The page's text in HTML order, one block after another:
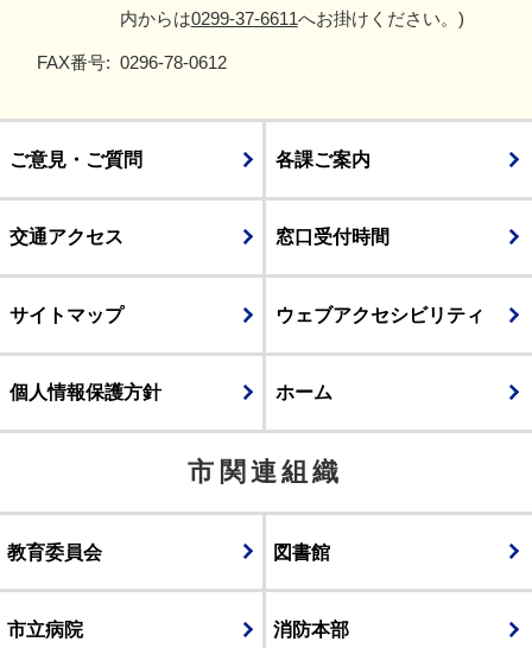
内からは0299-37-6611へお掛けください。)
FAX番号: 0296-78-0612
ご意見・ご質問 各課ご案内
交通アクセス 窓口受付時間
サイトマップ ウェブアクセシビリティ
個人情報保護方針 ホーム
市関連組織
教育委員会 図書館
市立病院 消防本部